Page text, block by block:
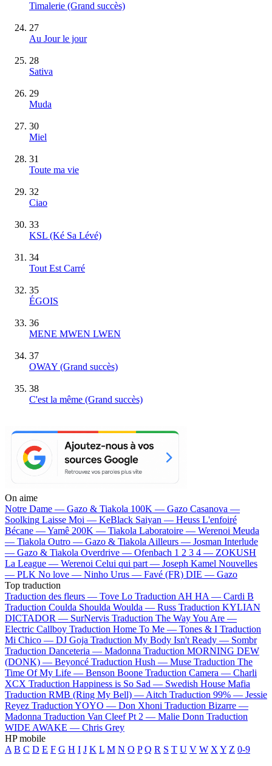
Timalerie (Grand succès)
27
Au Jour le jour
28
Sativa
29
Muda
30
Miel
31
Toute ma vie
32
Ciao
33
KSL (Ké Sa Lévé)
34
Tout Est Carré
35
ÉGOIS
36
MENE MWEN LWEN
37
OWAY (Grand succès)
38
C'est la même (Grand succès)
On aime
Notre Dame — Gazo & Tiakola 100K — Gazo Casanova —
Soolking Laisse Moi — KeBlack Saiyan — Heuss L'enfoiré
Bécane —Yamê 200K — Tiakola Laboratoire — Werenoi Meuda
— Tiakola Outro — Gazo & Tiakola Ailleurs — Josman Interlude
— Gazo & Tiakola Overdrive — Ofenbach 1 2 3 4 — ZOKUSH
La League — Werenoi Celui qui part — Joseph Kamel Nouvelles
— PLK No love — Ninho Urus — Favé (FR) DIE — Gazo
Top traduction
Traduction des fleurs — Tove Lo Traduction AH HA — Cardi B
Traduction Coulda Shoulda Woulda — Russ Traduction KYLIAN
DICTADOR — SurNervis Traduction The Way You Are —
Electric Callboy Traduction Home To Me — Tones & I Traduction
Mi Chico — DJ Goja Traduction My Body Isn't Ready — Sombr
Traduction Danceteria — Madonna Traduction MORNING DEW
(DONK) — Beyoncé Traduction Hush — Muse Traduction The
Time Of My Life — Benson Boone Traduction Camera — Charli
XCX Traduction Happiness is So Sad — Swedish House Mafia
Traduction RMB (Ring My Bell) — Aitch Traduction 99% — Jessie
Reyez Traduction YOYO — Don Xhoni Traduction Bizarre —
Madonna Traduction Van Cleef Pt 2 — Malie Donn Traduction
WIDE AWAKE — Chris Grey
HP mobile
A B C D E F G H I J K L M N O P Q R S T U V W X Y Z 0-9